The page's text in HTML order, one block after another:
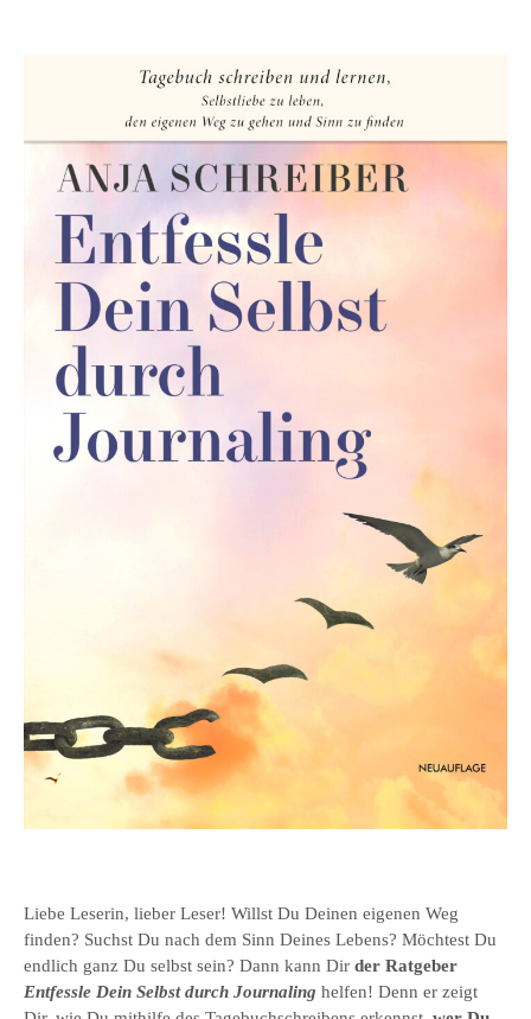
Liebe Leserin, lieber Leser! Willst Du Deinen eigenen Weg
finden? Suchst Du nach dem Sinn Deines Lebens? Möchtest Du
endlich ganz Du selbst sein? Dann kann Dir der Ratgeber
Entfessle Dein Selbst durch Journaling helfen! Denn er zeigt